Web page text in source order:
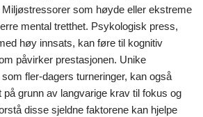
som høyde eller ekstreme
mental tretthet. Psykologisk press,
høy innsats, kan føre til kognitiv
påvirker prestasjonen. Unike
fler-dagers turneringer, kan også
på grunn av langvarige krav til fokus og
disse sjeldne faktorene kan hjelpe